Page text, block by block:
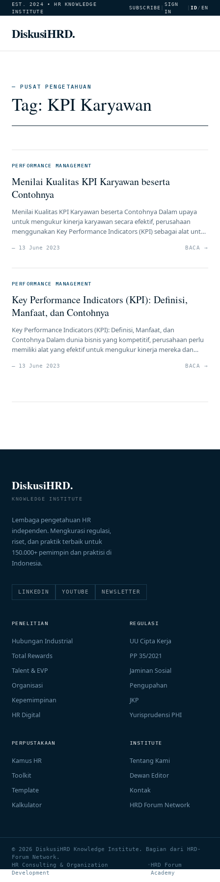
EST. 2024 • HR KNOWLEDGE
INSTITUTE
SUBSCRIBE
SIGN
IN
ID/ EN
DiskusiHRD.
— PUSAT PENGETAHUAN
Tag: KPI Karyawan
PERFORMANCE MANAGEMENT
Menilai Kualitas KPI Karyawan beserta
Contohnya
Menilai Kualitas KPI Karyawan beserta Contohnya Dalam upaya
untuk mengukur kinerja karyawan secara efektif, perusahaan
menggunakan Key Performance Indicators (KPI) sebagai alat untuk
Namun, penting bagi perusahaan untuk mengevaluasi kualitas KPI
Artikel ini akan membahas tentang bagaimana menilai kualitas […]
— 13 June 2023 BACA →
PERFORMANCE MANAGEMENT
Key Performance Indicators (KPI): Definisi,
Manfaat, dan Contohnya
Key Performance Indicators (KPI): Definisi, Manfaat, dan
Contohnya Dalam dunia bisnis yang kompetitif, perusahaan perlu
memiliki alat yang efektif untuk mengukur kinerja mereka dan
umum digunakan adalah Key Performance Indicators (KPI). Artikel
— 13 June 2023 BACA →
DiskusiHRD.
KNOWLEDGE INSTITUTE
Lembaga pengetahuan HR
independen. Mengkurasi regulasi,
riset, dan praktik terbaik untuk
150.000+ pemimpin dan praktisi di
Indonesia.
LINKEDIN YOUTUBE NEWSLETTER
PENELITIAN
Hubungan Industrial
Total Rewards
Talent & EVP
Organisasi
Kepemimpinan
HR Digital
REGULASI
UU Cipta Kerja
PP 35/2021
Jaminan Sosial
Pengupahan
JKP
Yurisprudensi PHI
PERPUSTAKAAN
Kamus HR
Toolkit
Template
Kalkulator
INSTITUTE
Tentang Kami
Dewan Editor
Kontak
HRD Forum Network
© 2026 DiskusiHRD Knowledge Institute. Bagian dari HRD-
Forum Network.
HR Consulting & Organization
Development
•HRD Forum
Academy